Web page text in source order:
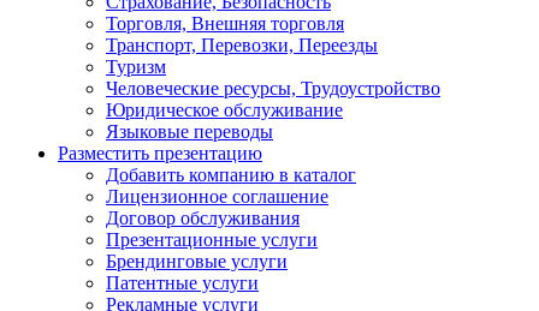
Торговля, Внешняя торговля
Транспорт, Перевозки, Переезды
Туризм
Человеческие ресурсы, Трудоустройство
Юридическое обслуживание
Языковые переводы
Разместить презентацию
Добавить компанию в каталог
Лицензионное соглашение
Договор обслуживания
Презентационные услуги
Брендинговые услуги
Патентные услуги
Рекламные услуги